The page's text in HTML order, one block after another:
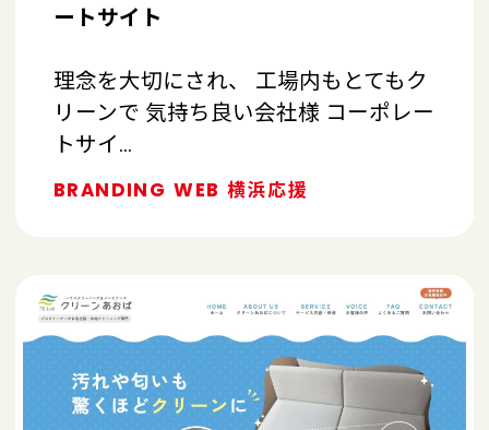
ートサイト
理念を大切にされ、 工場内もとてもク
リーンで 気持ち良い会社様 コーポレー
トサイ…
BRANDING WEB 横浜応援